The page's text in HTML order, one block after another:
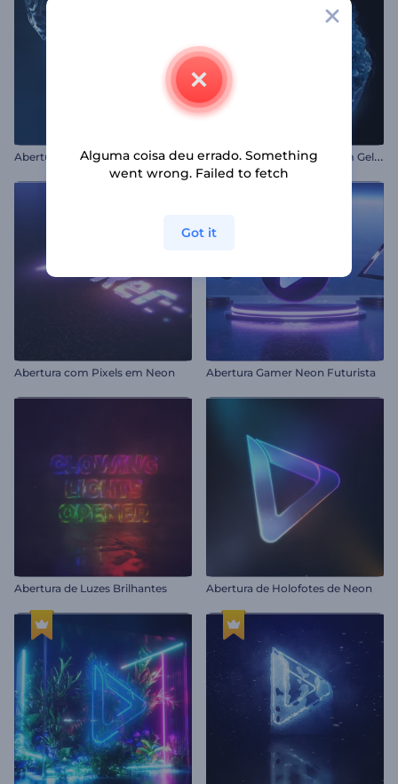
Abertura com Água Cristalina A
presentação de Logo com Gelo Derretendo
Abertura com Pixels em Neon Abertura Gamer Neon Futurista
Abertura de Luzes Brilhantes Abertura de Holofotes de Neon
Alguma coisa deu errado. Something
went wrong. Failed to fetch
Got it